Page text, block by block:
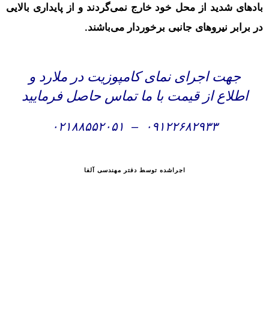
باد‌های شدید از محل خود خارج نمی‌گردند و از پایداری بالایی
در برابر نیروهای جانبی برخوردار می‌باشند.
جهت اجرای نمای کامپوزیت در ملارد و
اطلاع از قیمت با ما تماس حاصل فرمایید
۰۹۱۲۲۶۸۲۹۳۳ – ۰۲۱۸۸۵۵۲۰۵۱
اجراشده توسط دفتر مهندسی آلفا